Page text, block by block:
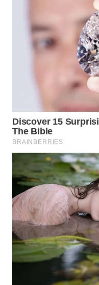
WAHANA
OTOMOTIF
DESA
WISATA
LAPAK
WAHANA
Wahana
Network
KONSUMEN
LISTRIK
MASYARAKAT
KELISTRIKAN